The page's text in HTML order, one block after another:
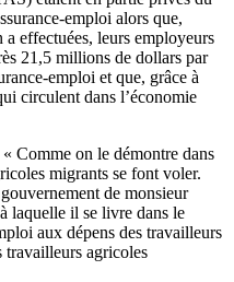
emploi alors que,
a effectuées, leurs employeurs
21,5 millions de dollars par
emploi et que, grâce à
circulent dans l’économie
Comme on le démontre dans
migrants se font voler.
de monsieur
laquelle il se livre dans le
aux dépens des travailleurs
travailleurs agricoles